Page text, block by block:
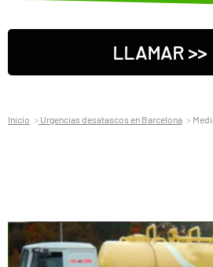
LLAMAR >>
Inicio Urgencias desatascos en Barcelona